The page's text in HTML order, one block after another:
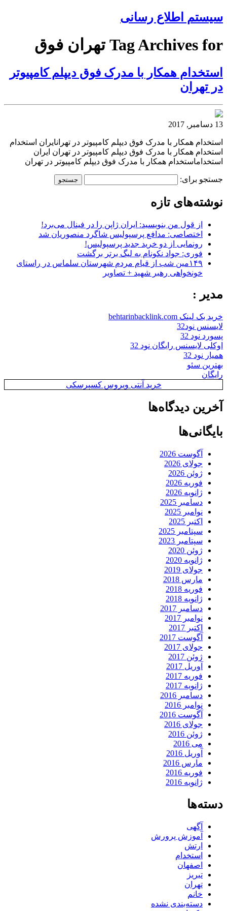
سیستم اطلاع رسانی
Tag Archives for تهران فوق
استخدام همکار با مدرک فوق دیپلم کامپیوتر
در تهران
13 دسامبر, 2017
استخدام همکار با مدرک فوق دیپلم کامپیوتر در تهرانایران استخدام
استخدام همکار با مدرک فوق دیپلم کامپیوتر در تهران ایران
استخداماستخدام همکار با مدرک فوق دیپلم کامپیوتر در تهران
جستجو برای:
نوشته‌های تازه
از قول من بنویسید: ایران ژاپن را در فینال می‌برد!
اختصاصی: مدافع پرسپولیس شاگرد منصوریان شد
رونمایی از دو خرید جدید پرسپولیس!
فوری: جواد نکونام به لیگ برتر برگشت
۱۴۹مین شب از قیام مردم شهرستان سلماس در راستای
خونخواهی رهبر شهید + تصاویر
مدیر :
خرید بک لینک behtarinbacklink.com
لایسنس نود32
پسورد نود 32
اوکلی لایسنس رایگان نود 32
همیار نود 32
بهترین سئو
رایگان
خرید آنتی ویروس کسپرسکی
آخرین دیدگاه‌ها
بایگانی‌ها
آگوست 2026
جولای 2026
ژوئن 2026
فوریه 2026
ژانویه 2026
دسامبر 2025
نوامبر 2025
اکتبر 2025
سپتامبر 2025
سپتامبر 2023
ژوئن 2020
ژانویه 2020
جولای 2019
مارس 2018
فوریه 2018
ژانویه 2018
دسامبر 2017
نوامبر 2017
اکتبر 2017
آگوست 2017
جولای 2017
ژوئن 2017
آوریل 2017
فوریه 2017
ژانویه 2017
دسامبر 2016
نوامبر 2016
آگوست 2016
جولای 2016
ژوئن 2016
می 2016
آوریل 2016
مارس 2016
فوریه 2016
ژانویه 2016
دسته‌ها
آگهی
آموزش پرورش
ارتش
استخدام
اصفهان
تبریز
تهران
خانم
دسته‌بندی نشده